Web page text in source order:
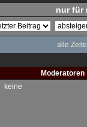
nur für
alle
Moderatoren
keine